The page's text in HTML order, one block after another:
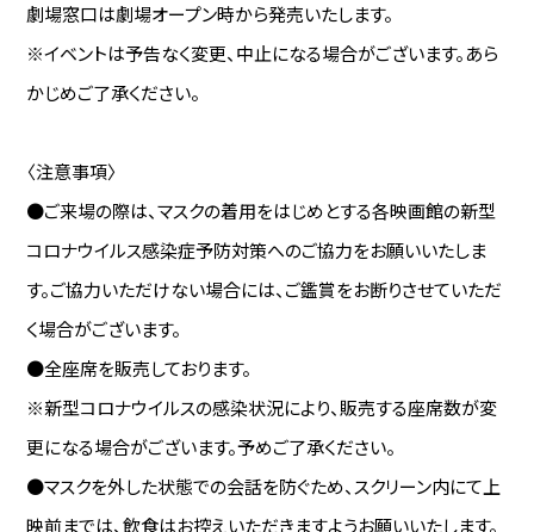
劇場窓口は劇場オープン時から発売いたします。
※イベントは予告なく変更、中止になる場合がございます。あら
かじめご了承ください。
〈注意事項〉
●ご来場の際は、マスクの着用をはじめとする各映画館の新型
コロナウイルス感染症予防対策へのご協力をお願いいたしま
す。ご協力いただけない場合には、ご鑑賞をお断りさせていただ
く場合がございます。
●全座席を販売しております。
※新型コロナウイルスの感染状況により、販売する座席数が変
更になる場合がございます。予めご了承ください。
●マスクを外した状態での会話を防ぐため、スクリーン内にて上
映前までは、飲食はお控えいただきますようお願いいたします。